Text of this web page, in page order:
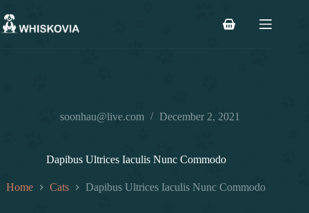
to
content
Shopping
soonhau@live.com December 2, 2021
Dapibus Ultrices Iaculis Nunc Commodo
Home Cats Dapibus Ultrices Iaculis Nunc Commodo